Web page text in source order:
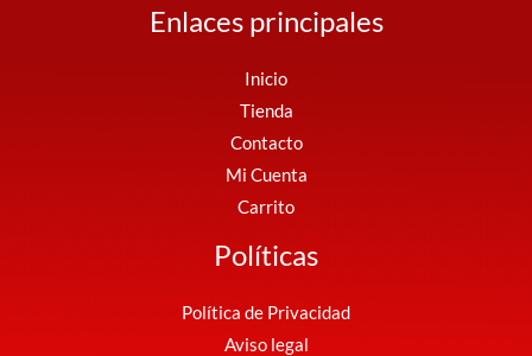
Enlaces principales
Inicio
Tienda
Contacto
Mi Cuenta
Carrito
Políticas
Política de Privacidad
Aviso legal